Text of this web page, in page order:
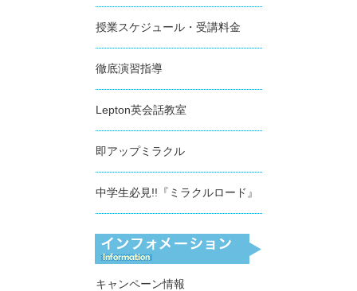
授業スケジュール・受講料金
徹底演習指導
Lepton英会話教室
即アップミラクル
中学生必見!!『ミラクルロード』
キャンペーン情報